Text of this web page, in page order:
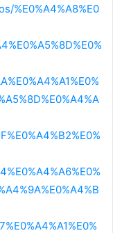
%E0%A4%A8%E0